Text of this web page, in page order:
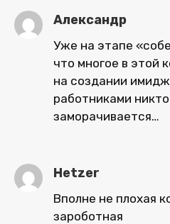
Александр
Уже на этапе
что многое в этой
на создании
работниками
заморачивается…
Hetzer
Вполне не плохая
зароботная